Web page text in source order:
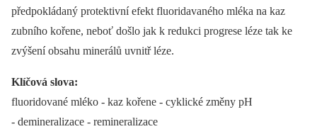
předpokládaný protektivní efekt fluoridavaného mléka na kaz
zubního kořene, neboť došlo jak k redukci progrese léze tak ke
zvýšení obsahu minerálů uvnitř léze.
Klíčová slova:
fluoridované mléko -⁠ kaz kořene -⁠ cyklické změny pH
-⁠ demineralizace -⁠ remineralizace